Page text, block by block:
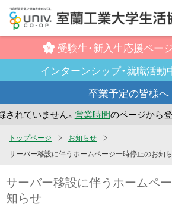
コ
ン
テ
受験生・新入生応援ペー
インターンシップ・就職活動
卒業予定の皆様へ
ていません。営業時間のページから登
トップページ
お知らせ
サーバー移設に伴うホームページ一時停止のお知
サーバー移設に伴うホームペ
知らせ